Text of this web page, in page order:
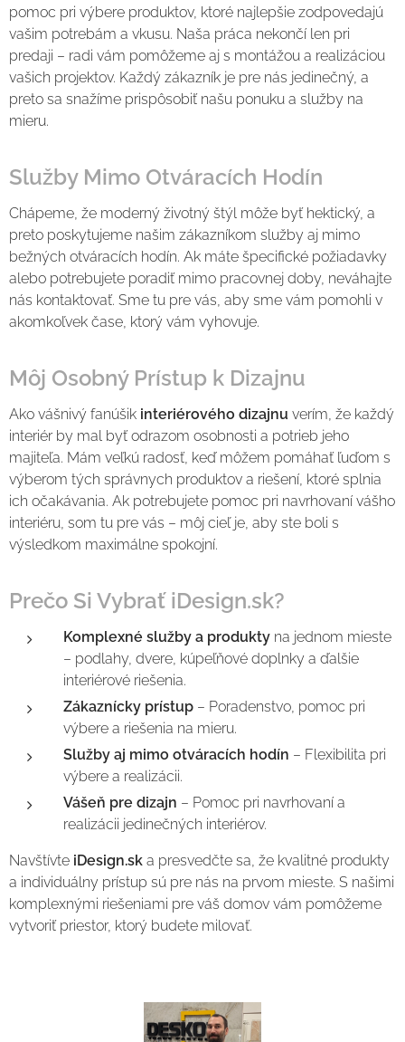
pomoc pri výbere produktov, ktoré najlepšie zodpovedajú
vašim potrebám a vkusu. Naša práca nekončí len pri
predaji – radi vám pomôžeme aj s montážou a realizáciou
vašich projektov. Každý zákazník je pre nás jedinečný, a
preto sa snažíme prispôsobiť našu ponuku a služby na
mieru.
Služby Mimo Otváracích Hodín
Chápeme, že moderný životný štýl môže byť hektický, a
preto poskytujeme našim zákazníkom služby aj mimo
bežných otváracích hodín. Ak máte špecifické požiadavky
alebo potrebujete poradiť mimo pracovnej doby, neváhajte
nás kontaktovať. Sme tu pre vás, aby sme vám pomohli v
akomkoľvek čase, ktorý vám vyhovuje.
Môj Osobný Prístup k Dizajnu
Ako vášnivý fanúšik interiérového dizajnu verím, že každý
interiér by mal byť odrazom osobnosti a potrieb jeho
majiteľa. Mám veľkú radosť, keď môžem pomáhať ľuďom s
výberom tých správnych produktov a riešení, ktoré splnia
ich očakávania. Ak potrebujete pomoc pri navrhovaní vášho
interiéru, som tu pre vás – môj cieľ je, aby ste boli s
výsledkom maximálne spokojní.
Prečo Si Vybrať iDesign.sk?
Komplexné služby a produkty na jednom mieste
– podlahy, dvere, kúpeľňové doplnky a ďalšie
interiérové riešenia.
Zákaznícky prístup – Poradenstvo, pomoc pri
výbere a riešenia na mieru.
Služby aj mimo otváracích hodín – Flexibilita pri
výbere a realizácii.
Vášeň pre dizajn – Pomoc pri navrhovaní a
realizácii jedinečných interiérov.
Navštívte iDesign.sk a presvedčte sa, že kvalitné produkty
a individuálny prístup sú pre nás na prvom mieste. S našimi
komplexnými riešeniami pre váš domov vám pomôžeme
vytvoriť priestor, ktorý budete milovať.